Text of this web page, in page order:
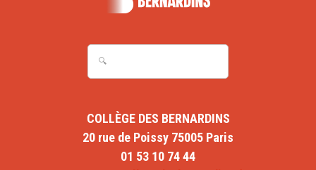
COLLÈGE DES BERNARDINS
20 rue de Poissy 75005 Paris
01 53 10 74 44